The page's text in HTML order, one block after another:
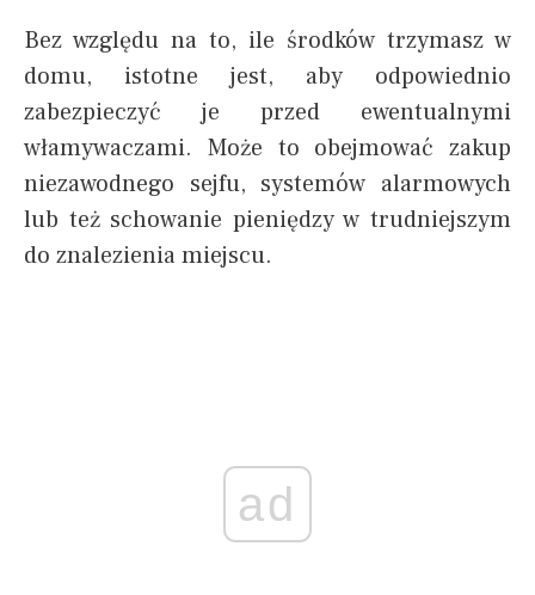
Bez względu na to, ile środków trzymasz w
domu, istotne jest, aby odpowiednio
zabezpieczyć je przed ewentualnymi
włamywaczami. Może to obejmować zakup
niezawodnego sejfu, systemów alarmowych
lub też schowanie pieniędzy w trudniejszym
do znalezienia miejscu.
ad